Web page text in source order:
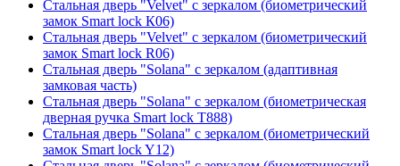
Стальная дверь "Velvet" с зеркалом (биометрический
замок Smart lock К06)
Стальная дверь "Velvet" с зеркалом (биометрический
замок Smart lock R06)
Стальная дверь "Solana" с зеркалом (адаптивная
замковая часть)
Стальная дверь "Solana" с зеркалом (биометрическая
дверная ручка Smart lock T888)
Стальная дверь "Solana" с зеркалом (биометрический
замок Smart lock Y12)